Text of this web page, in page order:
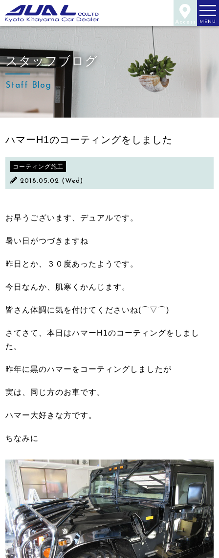
Access MENU
スタッフブログ
Staff Blog
ハマーH1のコーティングをしました
コーティング施工
2018.05.02 (Wed)
お早うございます、デュアルです。
暑い日がつづきますね
昨日とか、３０度あったようです。
今日なんか、肌寒くかんじます。
皆さん体調に気を付けてくださいね(⌒▽⌒)
さてさて、本日はハマーH1のコーティングをしまし
た。
昨年に黒のハマーをコーティングしましたが
実は、同じ方のお車です。
ハマー大好きな方です。
ちなみに